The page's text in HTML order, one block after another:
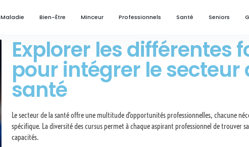
Maladie Bien-Être Minceur Professionnels Santé Seniors
Explorer les différentes
pour intégrer le secteur
santé
Le secteur de la santé offre une multitude d’opportunités professionnelles, chacune
spécifique. La diversité des cursus permet à chaque aspirant professionnel de trouver
capacités.